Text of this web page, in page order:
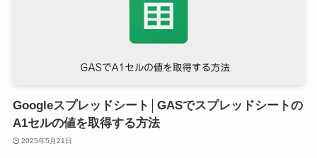
Googleスプレッドシート│GASでスプレッドシートの
A1セルの値を取得する方法
2025年5月21日